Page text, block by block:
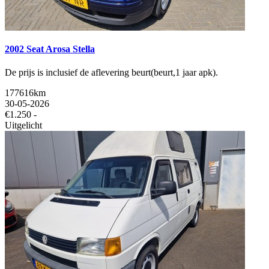
2002 Seat Arosa Stella
De prijs is inclusief de aflevering beurt(beurt,1 jaar apk).
177616km
30-05-2026
€1.250 -
Uitgelicht